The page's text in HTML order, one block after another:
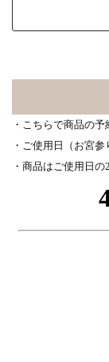
・こちらで商品の予
・ご使用日（お宮
・商品はご使用日の